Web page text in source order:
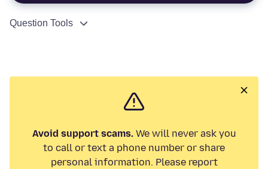
Question Tools
Avoid support scams.We will never ask you
to call or text a phone number or share
personal information. Please report